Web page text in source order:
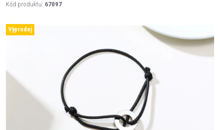
Kód produktu: 67097
Výprodej